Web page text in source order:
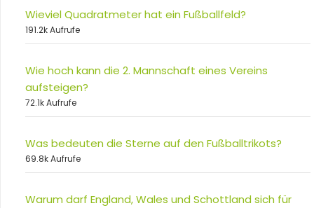
Wieviel Quadratmeter hat ein Fußballfeld?
191.2k Aufrufe
Wie hoch kann die 2. Mannschaft eines Vereins
aufsteigen?
72.1k Aufrufe
Was bedeuten die Sterne auf den Fußballtrikots?
69.8k Aufrufe
Warum darf England, Wales und Schottland sich für